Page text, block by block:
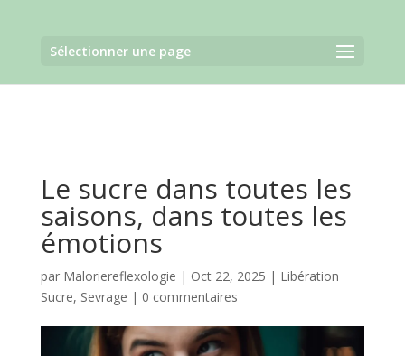
Sélectionner une page
Le sucre dans toutes les
saisons, dans toutes les
émotions
par Maloriereflexologie | Oct 22, 2025 | Libération
Sucre, Sevrage | 0 commentaires